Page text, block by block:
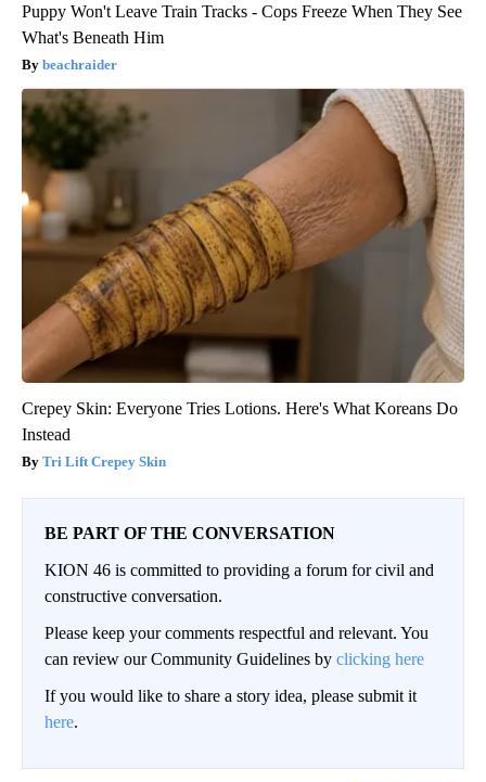
Puppy Won't Leave Train Tracks - Cops Freeze When They See
What's Beneath Him
beachraider
Crepey Skin: Everyone Tries Lotions. Here's What Koreans Do
Instead
Tri Lift Crepey Skin
BE PART OF THE CONVERSATION
KION 46 is committed to providing a forum for civil and
constructive conversation.
Please keep your comments respectful and relevant. You
can review our Community Guidelines by clicking here
If you would like to share a story idea, please submit it
here.